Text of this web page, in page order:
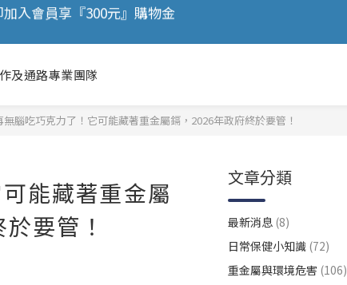
88節，滿額送膠原蛋白正貨！！
88節，滿額送膠原蛋白正貨！！
入會員享『300元』購物金
88節，滿額送膠原蛋白正貨！！
及通路專業團隊
無腦吃巧克力了！它可能藏著重金屬鎘，2026年政府終於要管！
能藏著重金屬
要管！
文章分類
最新消息 (8)
日常保健小知識 (72)
重金屬與環境危害 (106)